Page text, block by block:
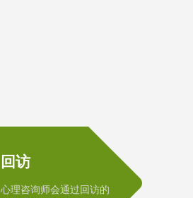
回访
心理咨询师会通过回访的